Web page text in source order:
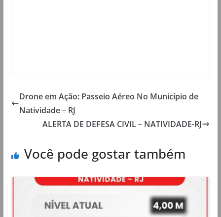
Drone em Ação: Passeio Aéreo No Município de
Natividade – RJ
ALERTA DE DEFESA CIVIL – NATIVIDADE-RJ
Você pode gostar também